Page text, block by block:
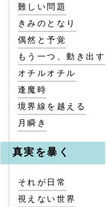
難しい問題
きみのとなり
偶然と予覚
もう一つ、動き出す
オチルオチル
逢魔時
境界線を越える
月瞬き
真実を暴く
それが日常
視えない世界